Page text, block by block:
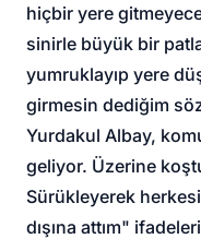
hiçbir yere
sinirle büyük bir
yumruklayıp yere
girmesin dediğim
Yurdakul Albay,
geliyor. Üzerine
Sürükleyerek
dışına attım"